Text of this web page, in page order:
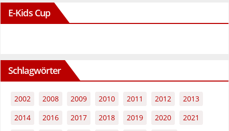
E-Kids Cup
Schlagwörter
2002 2008 2009 2010 2011 2012
2013
2014
2016 2017 2018 2019 2020
2021